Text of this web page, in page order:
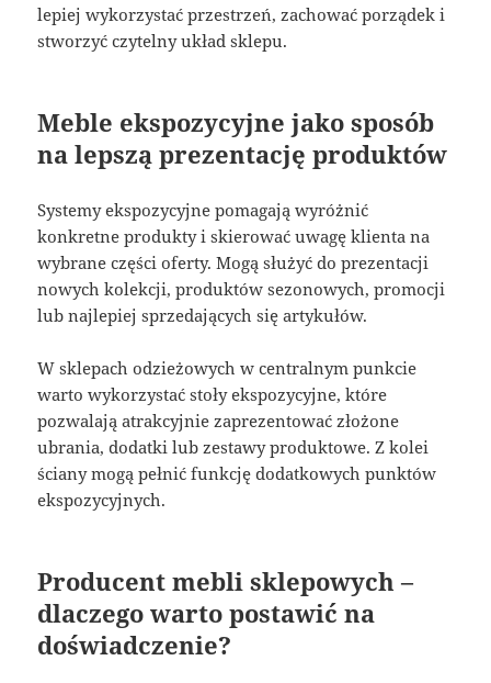
lepiej wykorzystać przestrzeń, zachować porządek i
stworzyć czytelny układ sklepu.
Meble ekspozycyjne jako sposób
na lepszą prezentację produktów
Systemy ekspozycyjne pomagają wyróżnić
konkretne produkty i skierować uwagę klienta na
wybrane części oferty. Mogą służyć do prezentacji
nowych kolekcji, produktów sezonowych, promocji
lub najlepiej sprzedających się artykułów.
W sklepach odzieżowych w centralnym punkcie
warto wykorzystać stoły ekspozycyjne, które
pozwalają atrakcyjnie zaprezentować złożone
ubrania, dodatki lub zestawy produktowe. Z kolei
ściany mogą pełnić funkcję dodatkowych punktów
ekspozycyjnych.
Producent mebli sklepowych –
dlaczego warto postawić na
doświadczenie?